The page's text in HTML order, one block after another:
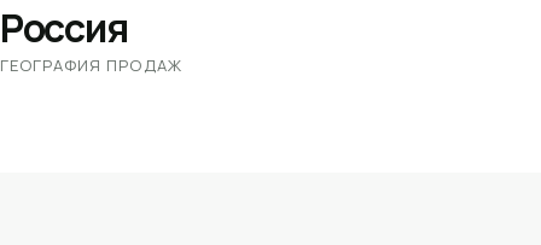
Россия
ГЕОГРАФИЯ ПРОДАЖ